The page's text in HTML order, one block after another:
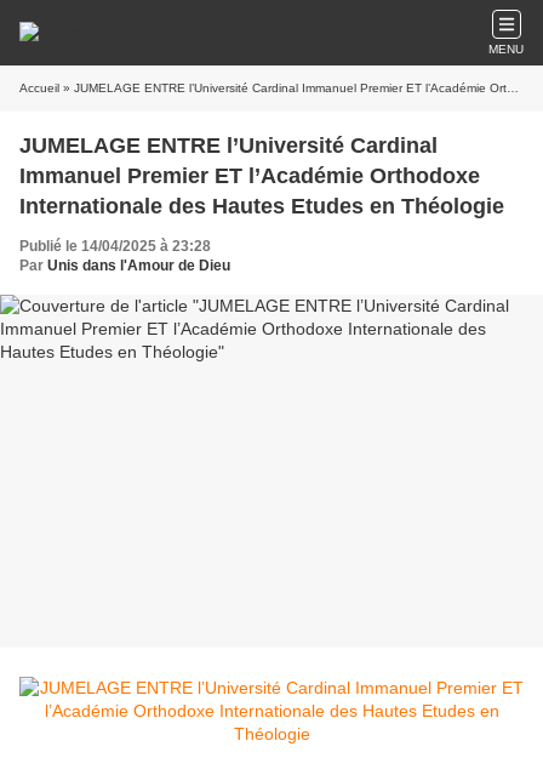
MENU
Accueil » JUMELAGE ENTRE l’Université Cardinal Immanuel Premier ET l’Académie Orthodoxe Internationale des Hautes Etudes en Théologie
JUMELAGE ENTRE l’Université Cardinal
Immanuel Premier ET l’Académie Orthodoxe
Internationale des Hautes Etudes en Théologie
Publié le 14/04/2025 à 23:28
Par Unis dans l'Amour de Dieu